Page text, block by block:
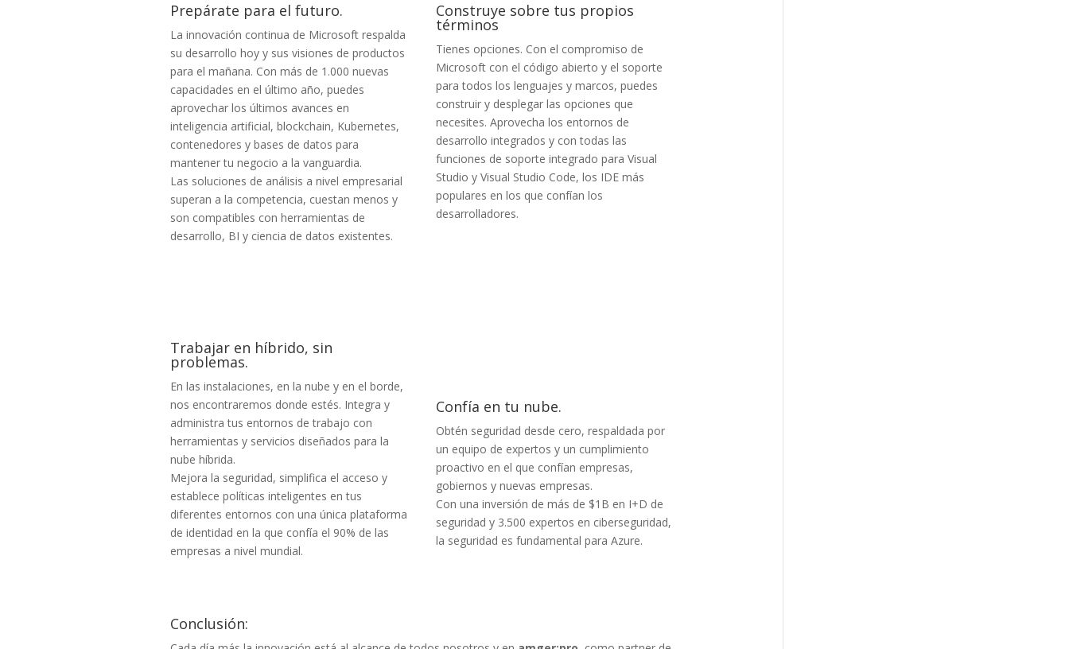
Prepárate para el futuro.
La innovación continua de Microsoft respalda
su desarrollo hoy y sus visiones de productos
para el mañana. Con más de 1.000 nuevas
capacidades en el último año, puedes
aprovechar los últimos avances en
inteligencia artificial, blockchain, Kubernetes,
contenedores y bases de datos para
mantener tu negocio a la vanguardia.
Las soluciones de análisis a nivel empresarial
superan a la competencia, cuestan menos y
son compatibles con herramientas de
desarrollo, BI y ciencia de datos existentes.
Trabajar en híbrido, sin
problemas.
En las instalaciones, en la nube y en el borde,
nos encontraremos donde estés. Integra y
administra tus entornos de trabajo con
herramientas y servicios diseñados para la
nube híbrida.
Mejora la seguridad, simplifica el acceso y
establece políticas inteligentes en tus
diferentes entornos con una única plataforma
de identidad en la que confía el 90% de las
empresas a nivel mundial.
Construye sobre tus propios
términos
Tienes opciones. Con el compromiso de
Microsoft con el código abierto y el soporte
para todos los lenguajes y marcos, puedes
construir y desplegar las opciones que
necesites. Aprovecha los entornos de
desarrollo integrados y con todas las
funciones de soporte integrado para Visual
Studio y Visual Studio Code, los IDE más
populares en los que confían los
desarrolladores.
Confía en tu nube.
Obtén seguridad desde cero, respaldada por
un equipo de expertos y un cumplimiento
proactivo en el que confían empresas,
gobiernos y nuevas empresas.
Con una inversión de más de $1B en I+D de
seguridad y 3.500 expertos en ciberseguridad,
la seguridad es fundamental para Azure.
Conclusión: